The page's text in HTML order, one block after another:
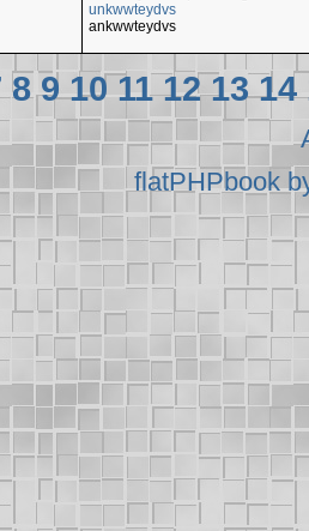
unkwwteydvs
ankwwteydvs
8 9 10 11 12 13 14
flatPHPbook